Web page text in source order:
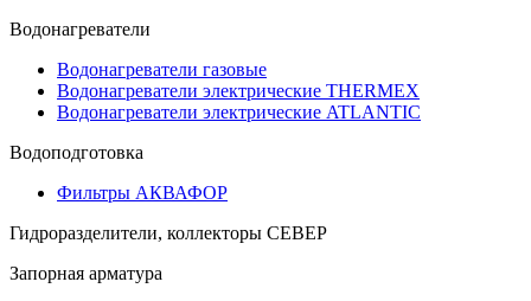
Водонагреватели
Водонагреватели газовые
Водонагреватели электрические THERMEX
Водонагреватели электрические ATLANTIC
Водоподготовка
Фильтры АКВАФОР
Гидроразделители, коллекторы СЕВЕР
Запорная арматура